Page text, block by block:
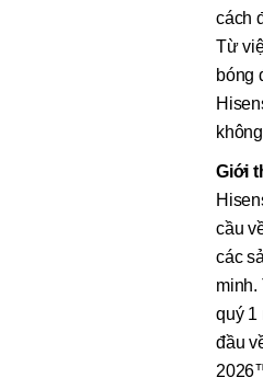
cách
Từ
bóng
Giới
cầu
các
minh.
quý 1
đầu